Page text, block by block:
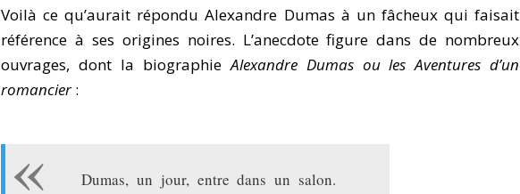
Voilà ce qu’aurait répondu Alexandre Dumas à un fâcheux qui faisait
référence à ses origines noires. L’anecdote figure dans de nombreux
ouvrages, dont la biographieAlexandre Dumas ou les Aventures d’un
romancier:
Dumas, un jour, entre dans un salon.